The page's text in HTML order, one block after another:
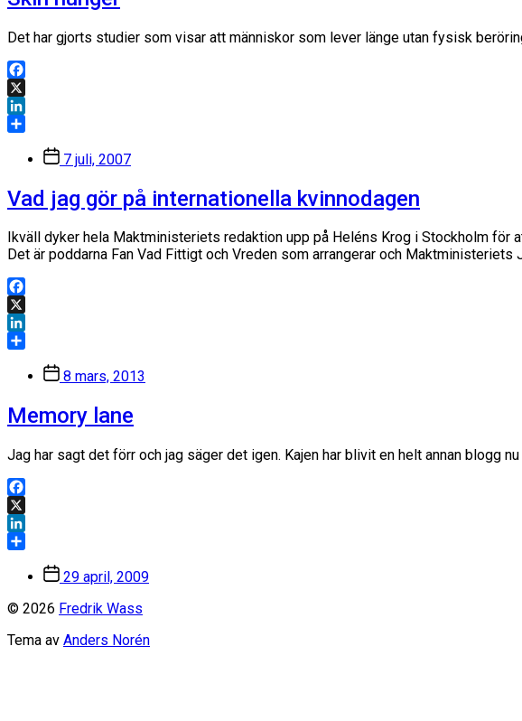
Det har gjorts studier som visar att människor som lever länge utan fysisk
Facebook
X
LinkedIn
Inläggsdatum
7 juli, 2007
Vad jag gör på internationella kvinnodagen
Ikväll dyker hela Maktministeriets redaktion upp på Heléns Krog i Stockholm för
Det är poddarna Fan Vad Fittigt och Vreden som arrangerar och Maktministeriets
Facebook
X
LinkedIn
Inläggsdatum
8 mars, 2013
Memory lane
Jag har sagt det förr och jag säger det igen. Kajen har blivit en helt annan blogg
Facebook
X
LinkedIn
Inläggsdatum
29 april, 2009
© 2026 Fredrik Wass
Tema av Anders Norén